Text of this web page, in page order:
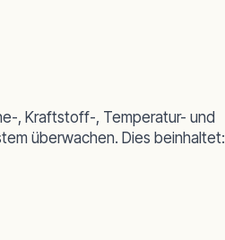
, Kraftstoff-, Temperatur- und
überwachen. Dies beinhaltet: